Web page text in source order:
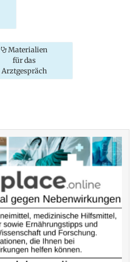
Materialien
für das
Arztgespräch